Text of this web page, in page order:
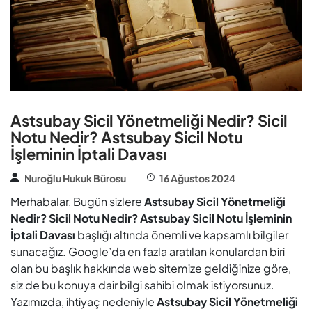
Astsubay Sicil Yönetmeliği Nedir? Sicil
Notu Nedir? Astsubay Sicil Notu
İşleminin İptali Davası
Nuroğlu Hukuk Bürosu 16 Ağustos 2024
Merhabalar, Bugün sizlereAstsubay Sicil Yönetmeliği
Nedir? Sicil Notu Nedir? Astsubay Sicil Notu İşleminin
İptali Davası başlığı altında önemli ve kapsamlı bilgiler
sunacağız. Google’da en fazla aratılan konulardan biri
olan bu başlık hakkında web sitemize geldiğinize göre,
siz de bu konuya dair bilgi sahibi olmak istiyorsunuz.
Yazımızda, ihtiyaç nedeniyleAstsubay Sicil Yönetmeliği